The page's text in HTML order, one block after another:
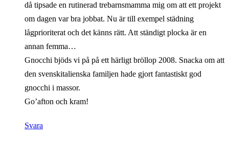
då tipsade en rutinerad trebarnsmamma mig om att ett projekt
om dagen var bra jobbat. Nu är till exempel städning
lågprioriterat och det känns rätt. Att ständigt plocka är en
annan femma…
Gnocchi bjöds vi på på ett härligt bröllop 2008. Snacka om att
den svenskitalienska familjen hade gjort fantastiskt god
gnocchi i massor.
Go’afton och kram!
Svara